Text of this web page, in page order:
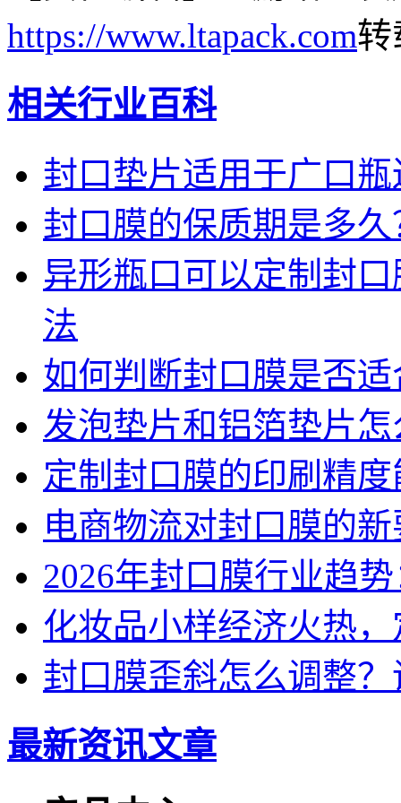
https://www.ltapack.com转
相关行业百科
封口垫片适用于广口
封口膜的保质期是多
异形瓶口可以定制封
法
如何判断封口膜是否
发泡垫片和铝箔垫片
定制封口膜的印刷精
电商物流对封口膜的
2026年封口膜行业趋
化妆品小样经济火热
封口膜歪斜怎么调整
最新资讯文章